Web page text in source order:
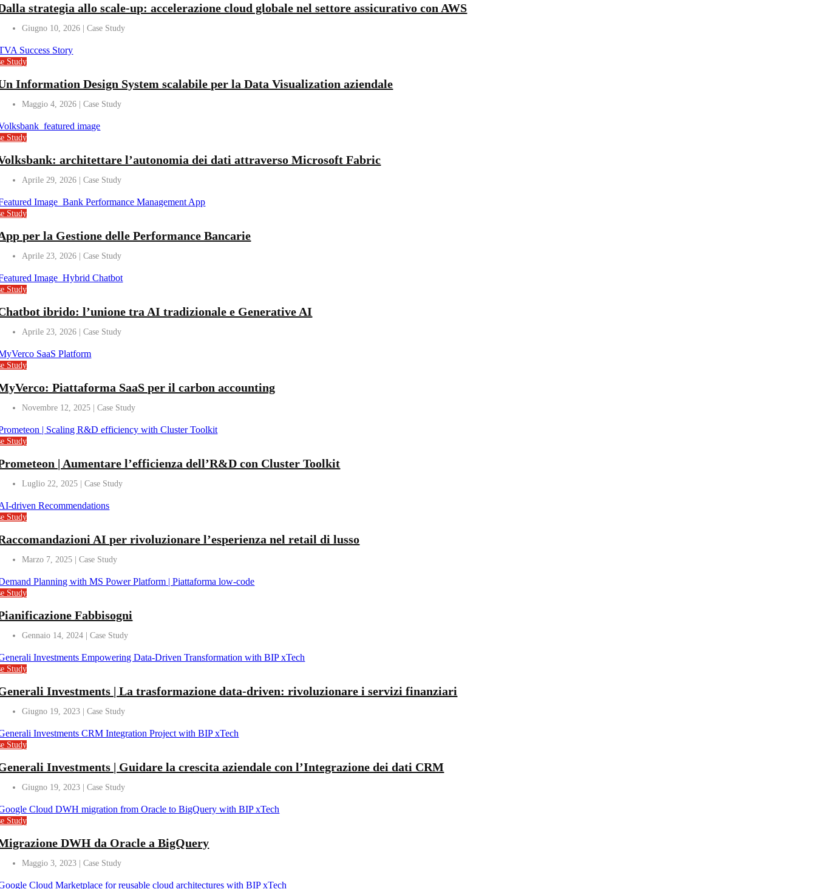
strategia allo scale-up: accelerazione cloud globale nel settore assicurativo con AWS
Giugno 10, 2026
Study
Information Design System scalabile per la Data Visualization aziendale
Maggio 4, 2026
Study
architettare l’autonomia dei dati attraverso Microsoft Fabric
Aprile 29, 2026
Study
per la Gestione delle Performance Bancarie
Aprile 23, 2026
Study
ibrido: l’unione tra AI tradizionale e Generative AI
Aprile 23, 2026
Study
Piattaforma SaaS per il carbon accounting
Novembre 12, 2025
Study
| Aumentare l’efficienza dell’R&D con Cluster Toolkit
Luglio 22, 2025
Study
AI per rivoluzionare l’esperienza nel retail di lusso
Marzo 7, 2025
Study
Fabbisogni
Gennaio 14, 2024
Study
Investments | La trasformazione data-driven: rivoluzionare i servizi finanziari
Giugno 19, 2023
Study
Investments | Guidare la crescita aziendale con l’Integrazione dei dati CRM
Giugno 19, 2023
Study
DWH da Oracle a BigQuery
Maggio 3, 2023